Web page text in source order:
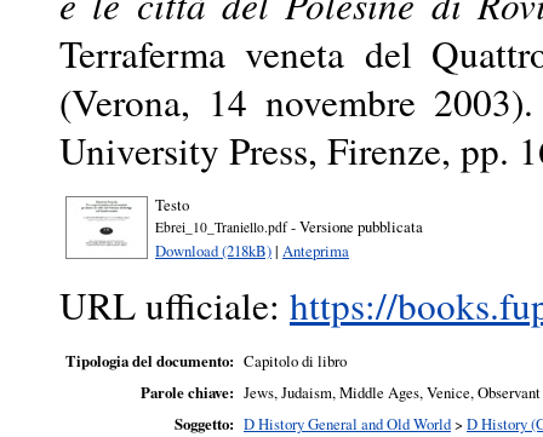
Terraferma veneta del
(Verona, 14 novembre
University Press, Firenze, pp.
Testo
Ebrei_10_Traniello.pdf- Versione pubblicata
Download (218kB)| Anteprima
URL ufficiale: https://
Tipologia del documento: Capitolo di libro
Parole chiave: Jews, Judaism, Middle Ages, Venice,
Soggetto: D History General and Old World> D History